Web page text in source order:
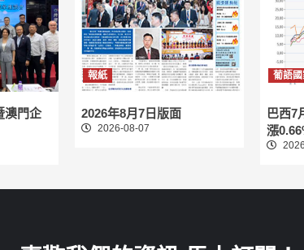
澳門企
報紙
2026年8月7日版面
2026-08-07
葡語
巴西7
漲